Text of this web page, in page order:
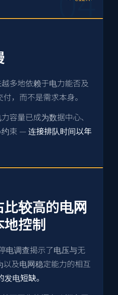
多地依赖于电力能否及
，而不是需求本身。
容量已成为数据中心、
约束 —连接排队时间以年
较高的电网
地控制
电调查揭示了电压与无
及电网稳定能力的相互
电短缺。